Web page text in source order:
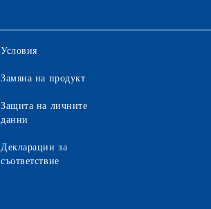
Условия
Замяна на продукт
Защита на личните
данни
Декларации за
съответствие